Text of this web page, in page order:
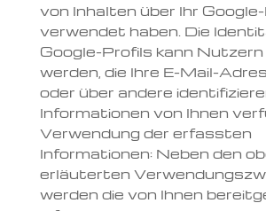
von Inhalten über Ihr
verwendet haben. Die
Google-Profils kann
werden, die Ihre E-Mail-
oder über andere
Informationen von Ihnen
Verwendung der erfassten
Informationen: Neben den
erläuterten
werden die von Ihnen